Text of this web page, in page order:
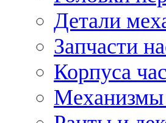
Детали
Запчасти
Корпуса
Механизмы